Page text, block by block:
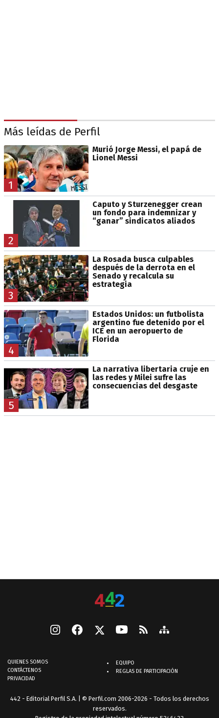
Más leídas de Perfil
1
Murió Jorge Messi, el papá de
Lionel Messi
2
Caputo y Sturzenegger crean
un fondo para indemnizar y
“ganar” sindicatos aliados
3
La Rosada busca culpables
después de la derrota en el
Senado y recalcula su
estrategia
4
Estados Unidos: un futbolista
argentino fue detenido por el
ICE en un aeropuerto de
Florida
5
La narrativa libertaria cruje en
las redes y Milei sufre las
consecuencias del desgaste
QUIENES SOMOS
CONTÁCTENOS
PRIVACIDAD
EQUIPO
REGLAS DE PARTICIPACIÓN
442 - Editorial Perfil S.A. | © Perfil.com 2006-2026 - Todos los derechos
reservados.